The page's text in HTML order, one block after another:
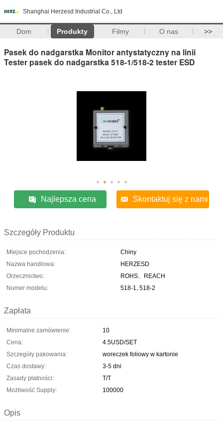
Shanghai Herzesd Industrial Co., Ltd
Dom Produkty Filmy O nas >>
Pasek do nadgarstka Monitor antystatyczny na linii
Tester pasek do nadgarstka 518-1/518-2 tester ESD
Najlepsza cena Skontaktuj się z nami
Szczegóły Produktu
Miejsce pochodzenia:
Chiny
Nazwa handlowa:
HERZESD
Orzecznictwo:
ROHS、REACH
Numer modelu:
518-1, 518-2
Zapłata
Minimalne zamówienie:
10
Cena:
4.5USD/SET
Szczegóły pakowania:
woreczek foliowy w kartonie
Czas dostawy:
3-5 dni
Zasady płatności:
T/T
Możliwość Supply:
100000
Opis